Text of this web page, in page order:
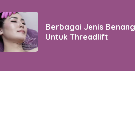
Berbagai Jenis Benang
Untuk Threadlift